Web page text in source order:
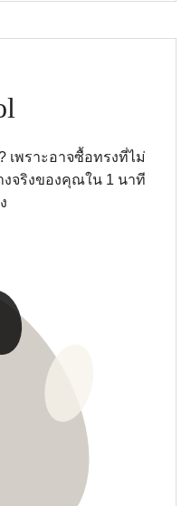
เพราะอาจซื้อทรงที่ไม่
จริงของคุณใน 1 นาที